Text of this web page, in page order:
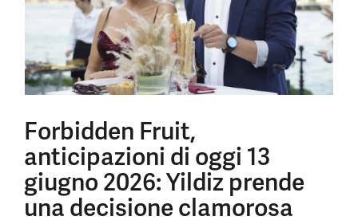
Forbidden Fruit,
anticipazioni di oggi 13
giugno 2026: Yildiz prende
una decisione clamorosa